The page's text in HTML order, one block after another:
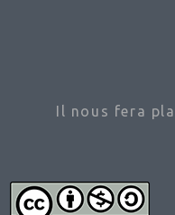
Il nous fera